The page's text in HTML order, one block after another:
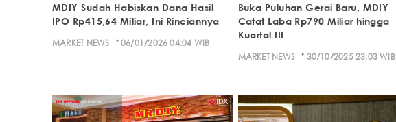
MDIY Sudah Habiskan Dana Hasil
IPO Rp415,64 Miliar, Ini Rinciannya
MARKET NEWS · 06/01/2026 04:04 WIB
Buka Puluhan Gerai Baru, MDIY
Catat Laba Rp790 Miliar hingga
Kuartal III
MARKET NEWS · 30/10/2025 23:03 WIB